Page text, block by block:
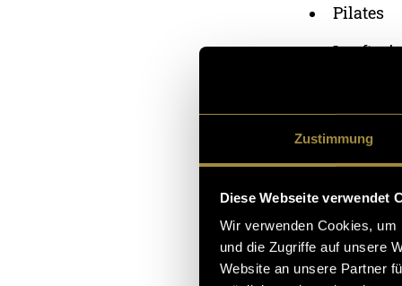
Zustimmung
Diese Webseite verwendet
Wir verwenden Cookies,
und die Zugriffe auf unsere
Website an unsere Partner
Pilates
Jede Sportart
Technik und
Schwimmen